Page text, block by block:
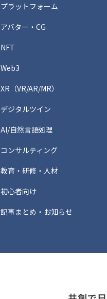
プラットフォーム
アバター・CG
NFT
Web3
XR（VR/AR/MR）
デジタルツイン
AI/自然言語処理
コンサルティング
教育・研修・人材
初心者向け
記事まとめ・お知らせ